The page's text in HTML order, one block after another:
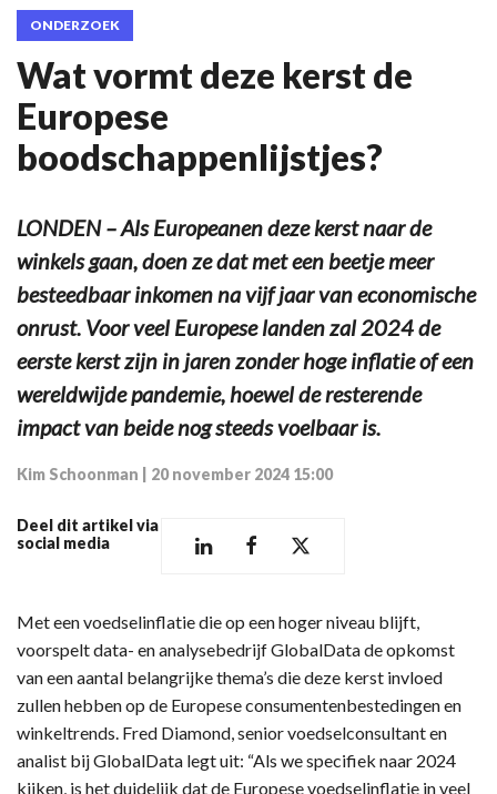
ONDERZOEK
Wat vormt deze kerst de
Europese
boodschappenlijstjes?
LONDEN – Als Europeanen deze kerst naar de
winkels gaan, doen ze dat met een beetje meer
besteedbaar inkomen na vijf jaar van economische
onrust. Voor veel Europese landen zal 2024 de
eerste kerst zijn in jaren zonder hoge inflatie of een
wereldwijde pandemie, hoewel de resterende
impact van beide nog steeds voelbaar is.
Kim Schoonman 20 november 2024 15:00
Deel dit artikel via
social media
Met een voedselinflatie die op een hoger niveau blijft,
voorspelt data- en analysebedrijf GlobalData de opkomst
van een aantal belangrijke thema’s die deze kerst invloed
zullen hebben op de Europese consumentenbestedingen en
winkeltrends. Fred Diamond, senior voedselconsultant en
analist bij GlobalData legt uit: “Als we specifiek naar 2024
kijken, is het duidelijk dat de Europese voedselinflatie in veel